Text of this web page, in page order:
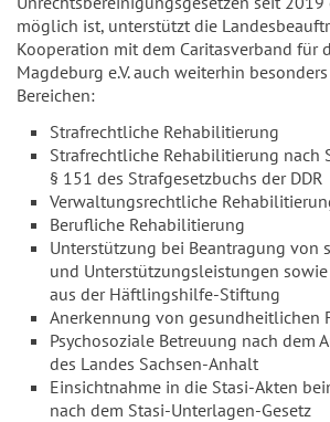
möglich ist, unterstützt die
Kooperation mit dem Caritasverband für
Magdeburg e.V. auch weiterhin
Bereichen:
Strafrechtliche Rehabilitierung
Strafrechtliche Rehabilitierung nach
§ 151 des Strafgesetzbuchs der DDR
Verwaltungsrechtliche
Berufliche Rehabilitierung
Unterstützung bei Beantragung von
und Unterstützungsleistungen
aus der Häftlingshilfe-Stiftung
Anerkennung von gesundheitlichen
Psychosoziale Betreuung nach dem
des Landes Sachsen-Anhalt
Einsichtnahme in die Stasi-Akten
nach dem Stasi-Unterlagen-Gesetz